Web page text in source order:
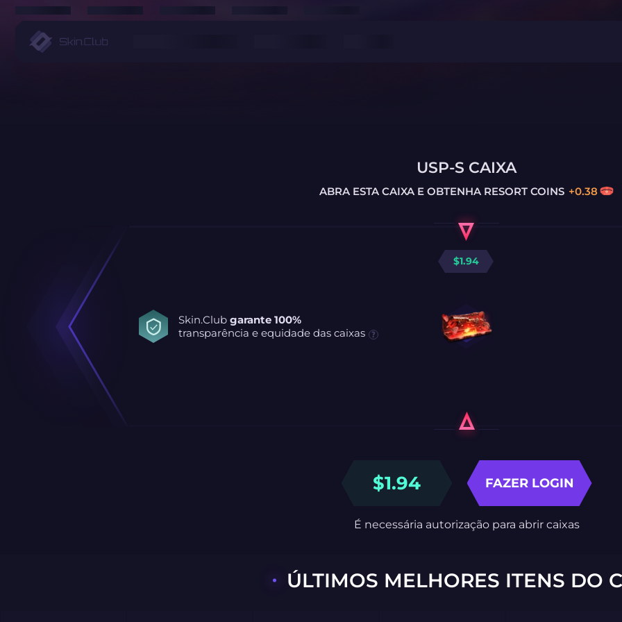
USP-S CAIXA
ABRA ESTA CAIXA E OBTENHA RESORT COINS +0.38
Skin.Club garante 100%
transparência e equidade das caixas
$1.94
$1.94 FAZER LOGIN
É necessária autorização para abrir caixas
ÚLTIMOS MELHORES ITENS DO